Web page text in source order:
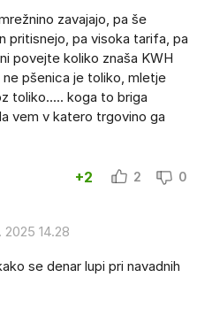
zavajajo, pa še
pritisnejo, pa visoka tarifa, pa
povejte koliko znaša KWH
pšenica je toliko, mletje
toliko..... koga to briga
vem v katero trgovino ga
+2 2 0
2025 14.28
se denar lupi pri navadnih